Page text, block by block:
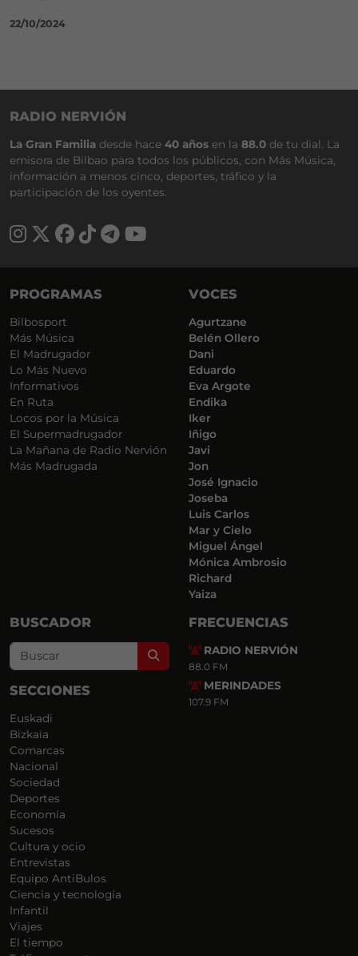
22/10/2024
RADIO NERVIÓN
La Gran Familia desde hace 40 años en la 88.0 de tu dial. La
emisora de Bilbao para todos los públicos, con Más Música,
información a menos cinco, deportes, tráfico y la
participación de los oyentes.
PROGRAMAS
Bilbosport
Más Música
El Madrugador
Lo Más Nuevo
Informativos
En Ruta
Locos por la Música
El Supermadrugador
La Mañana de Radio Nervión
Más Madrugada
VOCES
Agurtzane
Belén Ollero
Dani
Eduardo
Eva Argote
Endika
Iker
Iñigo
Javi
Jon
José Ignacio
Joseba
Luis Carlos
Mar y Cielo
Miguel Ángel
Mónica Ambrosio
Richard
Yaiza
BUSCADOR
Search
SECCIONES
Euskadi
Bizkaia
Comarcas
Nacional
Sociedad
Deportes
Economía
Sucesos
Cultura y ocio
Entrevistas
Equipo AntiBulos
Ciencia y tecnología
Infantil
Viajes
El tiempo
FRECUENCIAS
RADIO NERVIÓN
88.0 FM
MERINDADES
107.9 FM